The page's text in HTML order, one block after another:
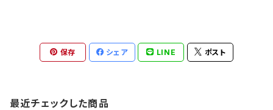
保存 シェア LINE ポスト
最近チェックした商品